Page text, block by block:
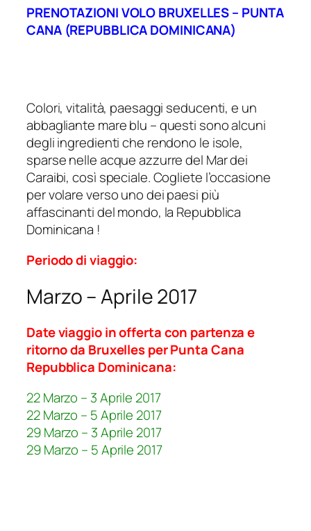
PRENOTAZIONI VOLO BRUXELLES – PUNTA
CANA (REPUBBLICA DOMINICANA)
Colori, vitalità, paesaggi seducenti, e un
abbagliante mare blu – questi sono alcuni
degli ingredienti che rendono le isole,
sparse nelle acque azzurre del Mar dei
Caraibi, così speciale. Cogliete l’occasione
per volare verso uno dei paesi più
affascinanti del mondo, la Repubblica
Dominicana !
Periodo di viaggio:
Marzo – Aprile 2017
Date viaggio in offerta con partenza e
ritorno da Bruxelles per Punta Cana
Repubblica Dominicana:
22 Marzo – 3 Aprile 2017
22 Marzo – 5 Aprile 2017
29 Marzo – 3 Aprile 2017
29 Marzo – 5 Aprile 2017